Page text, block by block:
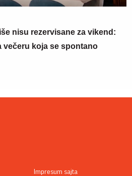
nisu rezervisane za vikend:
večeru koja se spontano
Impresum sajta